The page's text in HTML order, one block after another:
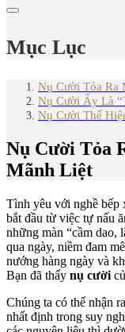
Mục Lục
Nụ Cười Tỏa Ra
Nụ Cười Ấy Là
Nụ Cười Thể
Nụ Cười Tỏa
Mãnh Liệt
Tình yêu với nghề bếp
bắt đầu từ việc tự nấu
những màn “cầm dao,
qua ngày, niềm đam
nướng hàng ngày và
Bạn đã thấy nụ cười
Chúng ta có thể nhận
nhất định trong suy